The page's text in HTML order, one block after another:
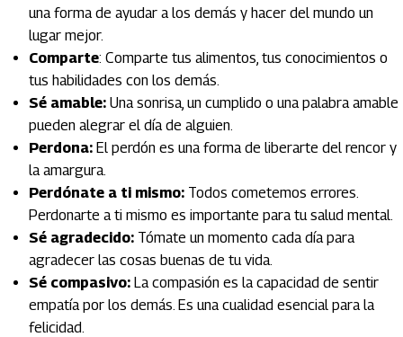
una forma de ayudar a los demás y hacer del mundo un
lugar mejor.
Comparte: Comparte tus alimentos, tus conocimientos o
tus habilidades con los demás.
Sé amable: Una sonrisa, un cumplido o una palabra amable
pueden alegrar el día de alguien.
Perdona: El perdón es una forma de liberarte del rencor y
la amargura.
Perdónate a ti mismo: Todos cometemos errores.
Perdonarte a ti mismo es importante para tu salud mental.
Sé agradecido: Tómate un momento cada día para
agradecer las cosas buenas de tu vida.
Sé compasivo: La compasión es la capacidad de sentir
empatía por los demás. Es una cualidad esencial para la
felicidad.